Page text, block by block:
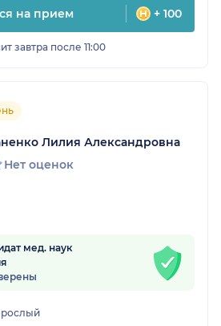
на прием + 100
завтра после 11:00
Лилия Александровна
Нет оценок
мед. наук